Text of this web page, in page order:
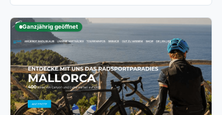
Ganzjährig geöffnet